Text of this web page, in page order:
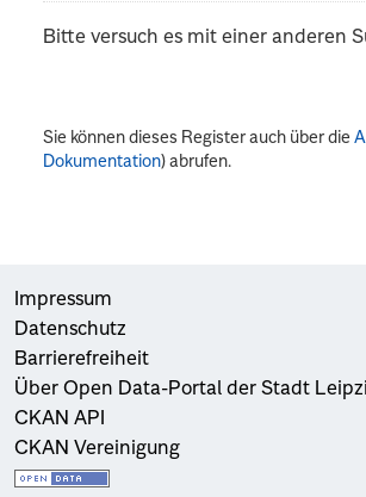
Bitte versuch es mit einer anderen
Sie können dieses Register auch über die
Dokumentation) abrufen.
Impressum
Datenschutz
Barrierefreiheit
Über Open Data-Portal der Stadt
CKAN API
CKAN Vereinigung